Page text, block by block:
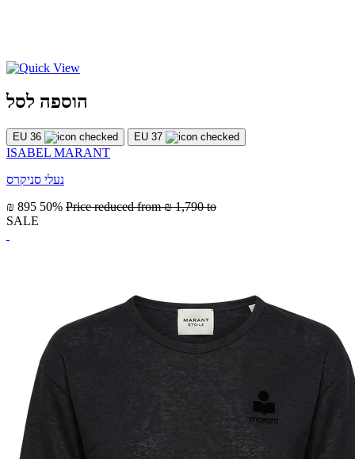
הוספה לסל
EU 36 EU 37
ISABEL MARANT
נעלי סניקרס
₪ 895 50% Price reduced from₪ 1,790 to
SALE